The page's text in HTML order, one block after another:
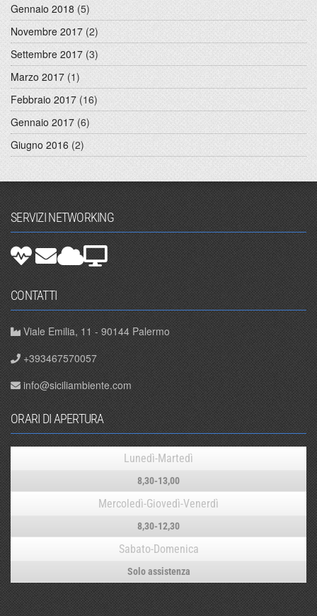
Gennaio 2018 (5)
Novembre 2017 (2)
Settembre 2017 (3)
Marzo 2017 (1)
Febbraio 2017 (16)
Gennaio 2017 (6)
Giugno 2016 (2)
SERVIZI NETWORKING
CONTATTI
Viale Emilia, 11 - 90144 Palermo
+393467570057
info@siciliambiente.com
ORARI DI APERTURA
Lunedì-Martedì
8,30-13,00
Mercoledì-Giovedì-Venerdì
8,30-12,30
Sabato-Domenica
Solo assistenza